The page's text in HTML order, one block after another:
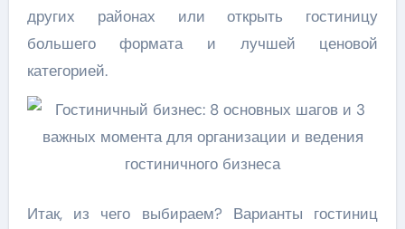
других районах или открыть гостиницу
большего формата и лучшей ценовой
категорией.
Итак, из чего выбираем? Варианты гостиниц